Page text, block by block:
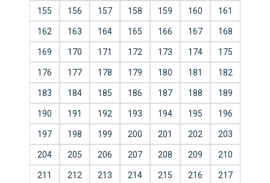
155 156 157 158 159 160 161
162 163 164 165 166 167 168
169 170 171 172 173 174 175
176 177 178 179 180 181 182
183 184 185 186 187 188 189
190 191 192 193 194 195 196
197 198 199 200 201 202 203
204 205 206 207 208 209 210
211 212 213 214 215 216 217